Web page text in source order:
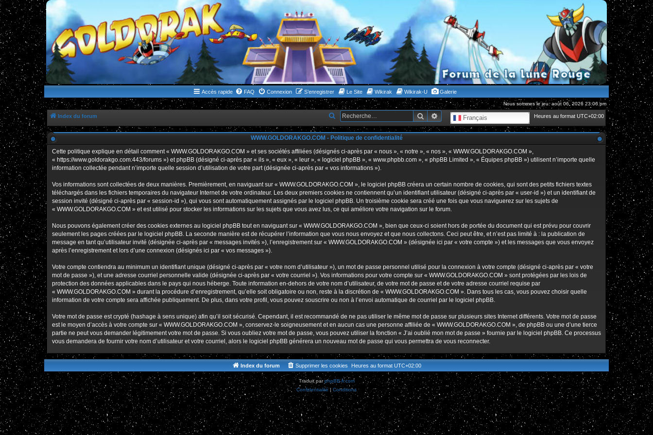
WWW.GOLDORAKGO.COM
le site de la Lune Rouge
Accès rapide FAQ Connexion S’enregistrer Le Site Wikirak Wikirak-U Galerie
Nous sommes le jeu. août 06, 2026 23:06 pm
Index du forum Heures au format UTC+02:00
Français
RechercherRecherche avancée
e
c
h
e
c
e
WWW.GOLDORAKGO.COM - Politique de confidentialité
Cette politique explique en détail comment « WWW.GOLDORAKGO.COM » et ses sociétés affiliées (désignés ci-après par « nous », « notre », « nos », « WWW.GOLDORAKGO.COM »,
« https://www.goldorakgo.com:443/forums ») et phpBB (désigné ci-après par « ils », « eux », « leur », « logiciel phpBB », « www.phpbb.com », « phpBB Limited », « Équipes phpBB ») utilisent n’importe quelle
information collectée pendant n’importe quelle session d’utilisation de votre part (désignée ci-après par « vos informations »).
Vos informations sont collectées de deux manières. Premièrement, en naviguant sur « WWW.GOLDORAKGO.COM », le logiciel phpBB créera un certain nombre de cookies, qui sont des petits fichiers textes
téléchargés dans les fichiers temporaires du navigateur Internet de votre ordinateur. Les deux premiers cookies ne contiennent qu’un identifiant utilisateur (désigné ci-après par « user-id ») et un identifiant de
session invité (désigné ci-après par « session-id »), qui vous sont automatiquement assignés par le logiciel phpBB. Un troisième cookie sera créé une fois que vous naviguerez sur les sujets de
« WWW.GOLDORAKGO.COM » et est utilisé pour stocker les informations sur les sujets que vous avez lus, ce qui améliore votre navigation sur le forum.
Nous pouvons également créer des cookies externes au logiciel phpBB tout en naviguant sur « WWW.GOLDORAKGO.COM », bien que ceux-ci soient hors de portée du document qui est prévu pour couvrir
seulement les pages créées par le logiciel phpBB. La seconde manière est de récupérer l’information que vous nous envoyez et que nous collectons. Ceci peut être, et n’est pas limité à : la publication de
message en tant qu’utilisateur invité (désignée ci-après par « messages invités »), l’enregistrement sur « WWW.GOLDORAKGO.COM » (désignée ici par « votre compte ») et les messages que vous envoyez
après l’enregistrement et lors d’une connexion (désignés ici par « vos messages »).
Votre compte contiendra au minimum un identifiant unique (désigné ci-après par « votre nom d’utilisateur »), un mot de passe personnel utilisé pour la connexion à votre compte (désigné ci-après par « votre
mot de passe »), et une adresse courriel personnelle valide (désignée ci-après par « votre courriel »). Vos informations pour votre compte sur « WWW.GOLDORAKGO.COM » sont protégées par les lois de
protection des données applicables dans le pays qui nous héberge. Toute information en-dehors de votre nom d’utilisateur, de votre mot de passe et de votre adresse courriel requise par
« WWW.GOLDORAKGO.COM » durant la procédure d’enregistrement, qu’elle soit obligatoire ou non, reste à la discrétion de « WWW.GOLDORAKGO.COM ». Dans tous les cas, vous pouvez choisir quelle
information de votre compte sera affichée publiquement. De plus, dans votre profil, vous pouvez souscrire ou non à l’envoi automatique de courriel par le logiciel phpBB.
Votre mot de passe est crypté (hashage à sens unique) afin qu’il soit sécurisé. Cependant, il est recommandé de ne pas utiliser le même mot de passe sur plusieurs sites Internet différents. Votre mot de passe
est le moyen d’accès à votre compte sur « WWW.GOLDORAKGO.COM », conservez-le soigneusement et en aucun cas une personne affiliée de « WWW.GOLDORAKGO.COM », de phpBB ou une d’une tierce
partie ne peut vous demander légitimement votre mot de passe. Si vous oubliez votre mot de passe, vous pouvez utiliser la fonction « J’ai oublié mon mot de passe » fournie par le logiciel phpBB. Ce processus
vous demandera de fournir votre nom d’utilisateur et votre courriel, alors le logiciel phpBB générera un nouveau mot de passe qui vous permettra de vous reconnecter.
Index du forum Heures au format UTC+02:00
Supprimer les cookies
Traduit parphpBB-fr.com
Confidentialité|Conditions